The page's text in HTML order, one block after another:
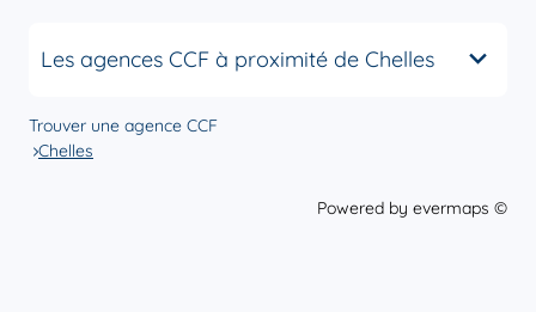
Les agences CCF à proximité de Chelles
Trouver une agence CCF
Chelles
Powered by evermaps ©